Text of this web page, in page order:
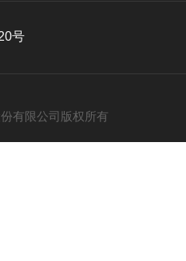
号
有限公司版权所有